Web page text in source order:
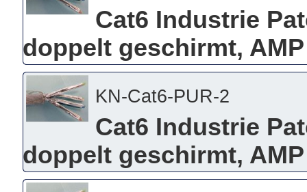
Cat6 Industrie
doppelt geschirmt,
KN-Cat6-PUR-2
Cat6 Industrie
doppelt geschirmt,